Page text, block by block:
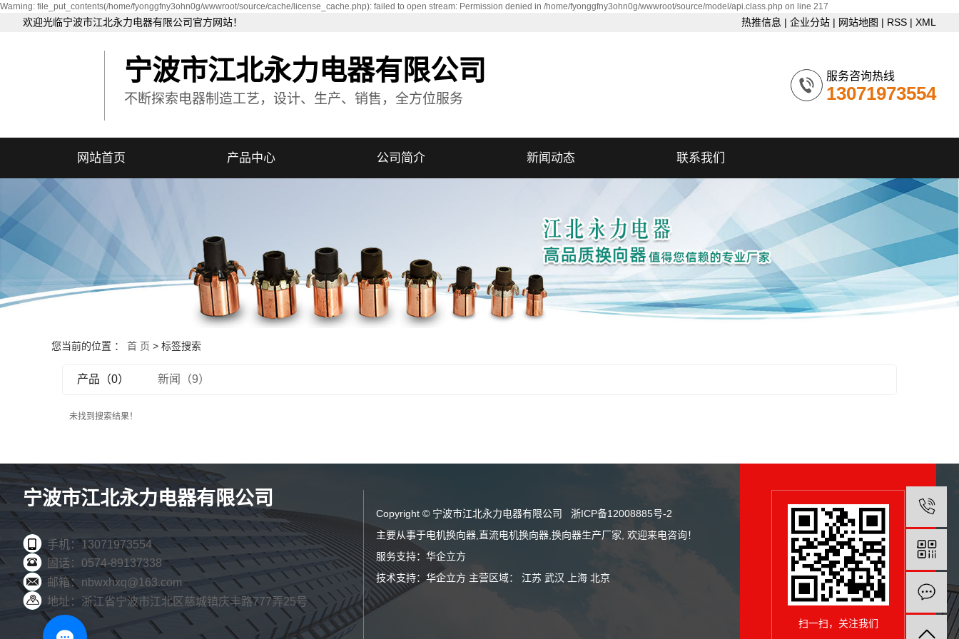
Warning: file_put_contents(/home/fyonggfny3ohn0g/wwwroot/source/cache/license_cache.php): failed to open stream: Permission denied in /home/fyonggfny3ohn0g/wwwroot/source/model/api.class.php on line 217
欢迎光临宁波市江北永力电器有限公司官方网站！ 热推信息 | 企业分站 | 网站地图 | RSS | XML
宁波市江北永力电器有限公司
不断探索电器制造工艺，设计、生产、销售，全方位服务
服务咨询热线
13071973554
网站首页 产品中心
汽车摇窗机电机换向器
微型电机换向器
智能机器人电机换向器
公司简介 新闻动态
行业资讯
技术资讯
联系我们
联系我们
您当前的位置 ： 首 页 > 标签搜索
产品（0） 新闻（9）
未找到搜索结果！
宁波市江北永力电器有限公司
手机：13071973554
固话：0574-89137338
邮箱：nbwxhxq@163.com
地址：浙江省宁波市江北区慈城镇庆丰路777弄25号
Copyright © 宁波市江北永力电器有限公司 浙ICP备12008885号-2
主要从事于电机换向器 直流电机换向器 换向器生产厂家 , 欢迎来电咨询！
服务支持： 华企立方
技术支持：华企立方 主营区域： 江苏 武汉 上海 北京
扫一扫，关注我们